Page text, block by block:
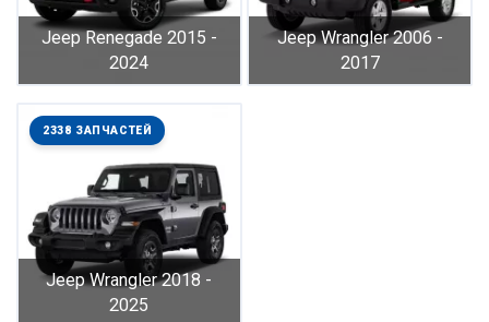
Jeep Renegade 2015 -
2024
Jeep Wrangler 2006 -
2017
Jeep Wrangler 2018 -
2025
2338 ЗАПЧАСТЕЙ